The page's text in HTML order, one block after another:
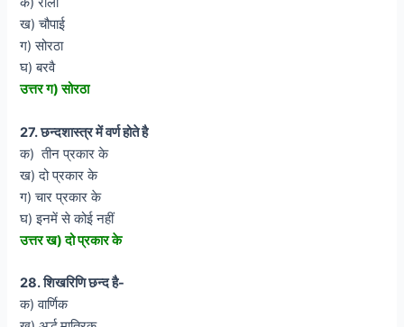
ख) चौपाई
ग) सोरठा
घ) बरवै
उत्तर ग) सोरठा
27. छन्दशास्त्र में वर्ण होते है
क) तीन प्रकार के
ख) दो प्रकार के
ग) चार प्रकार के
घ) इनमें से कोई नहीं
उत्तर ख) दो प्रकार के
28. शिखरिणि छन्द है-
क) वार्णिक